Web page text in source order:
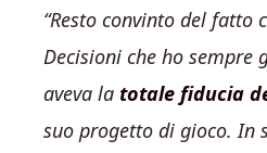
“Resto convinto del fatto
Decisioni che ho sempre
aveva la totale fiducia
suo progetto di gioco. In